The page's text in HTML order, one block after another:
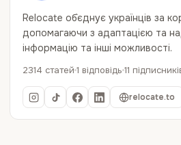
Relocate об`єднує українців за
допомагаючи з адаптацією та
інформацію та інші можливості.
2314 статей 1 відповідь 11
relocate.to